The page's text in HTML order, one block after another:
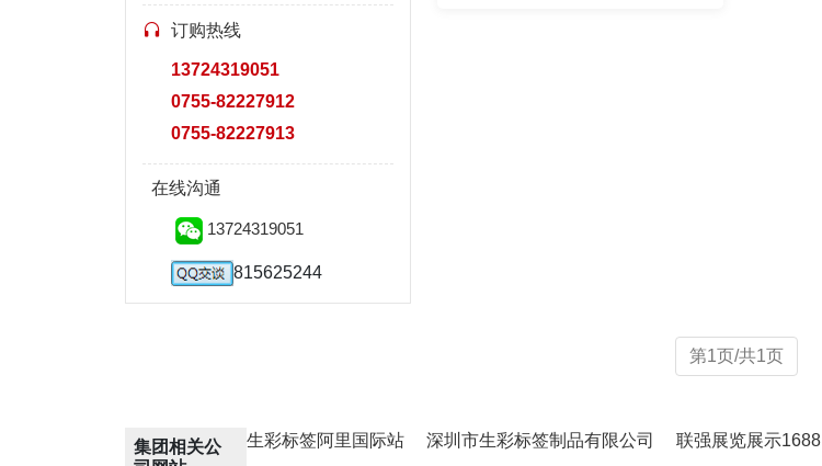
订购热线
13724319051
0755-82227912
0755-82227913
在线沟通
13724319051
815625244
第1页/共1页
集团相关公
生彩标签阿里国际站 深圳市生彩标签制品有限公司 联强展览展示1688